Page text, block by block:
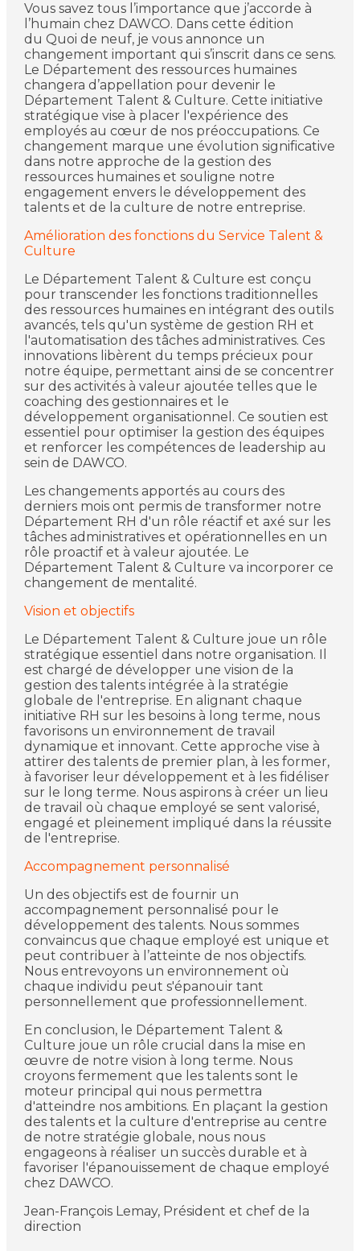
Vous savez tous l’importance que j’accorde à
l’humain chez DAWCO. Dans cette édition
du Quoi de neuf, je vous annonce un
changement important qui s’inscrit dans ce sens.
Le Département des ressources humaines
changera d’appellation pour devenir le
Département Talent & Culture. Cette initiative
stratégique vise à placer l'expérience des
employés au cœur de nos préoccupations. Ce
changement marque une évolution significative
dans notre approche de la gestion des
ressources humaines et souligne notre
engagement envers le développement des
talents et de la culture de notre entreprise.
Amélioration des fonctions du Service Talent &
Culture
Le Département Talent & Culture est conçu
pour transcender les fonctions traditionnelles
des ressources humaines en intégrant des outils
avancés, tels qu'un système de gestion RH et
l'automatisation des tâches administratives. Ces
innovations libèrent du temps précieux pour
notre équipe, permettant ainsi de se concentrer
sur des activités à valeur ajoutée telles que le
coaching des gestionnaires et le
développement organisationnel. Ce soutien est
essentiel pour optimiser la gestion des équipes
et renforcer les compétences de leadership au
sein de DAWCO.
Les changements apportés au cours des
derniers mois ont permis de transformer notre
Département RH d'un rôle réactif et axé sur les
tâches administratives et opérationnelles en un
rôle proactif et à valeur ajoutée. Le
Département Talent & Culture va incorporer ce
changement de mentalité.
Vision et objectifs
Le Département Talent & Culture joue un rôle
stratégique essentiel dans notre organisation. Il
est chargé de développer une vision de la
gestion des talents intégrée à la stratégie
globale de l'entreprise. En alignant chaque
initiative RH sur les besoins à long terme, nous
favorisons un environnement de travail
dynamique et innovant. Cette approche vise à
attirer des talents de premier plan, à les former,
à favoriser leur développement et à les fidéliser
sur le long terme. Nous aspirons à créer un lieu
de travail où chaque employé se sent valorisé,
engagé et pleinement impliqué dans la réussite
de l'entreprise.
Accompagnement personnalisé
Un des objectifs est de fournir un
accompagnement personnalisé pour le
développement des talents. Nous sommes
convaincus que chaque employé est unique et
peut contribuer à l’atteinte de nos objectifs.
Nous entrevoyons un environnement où
chaque individu peut s'épanouir tant
personnellement que professionnellement.
En conclusion, le Département Talent &
Culture joue un rôle crucial dans la mise en
œuvre de notre vision à long terme. Nous
croyons fermement que les talents sont le
moteur principal qui nous permettra
d'atteindre nos ambitions. En plaçant la gestion
des talents et la culture d'entreprise au centre
de notre stratégie globale, nous nous
engageons à réaliser un succès durable et à
favoriser l'épanouissement de chaque employé
chez DAWCO.
Jean-François Lemay, Président et chef de la
direction